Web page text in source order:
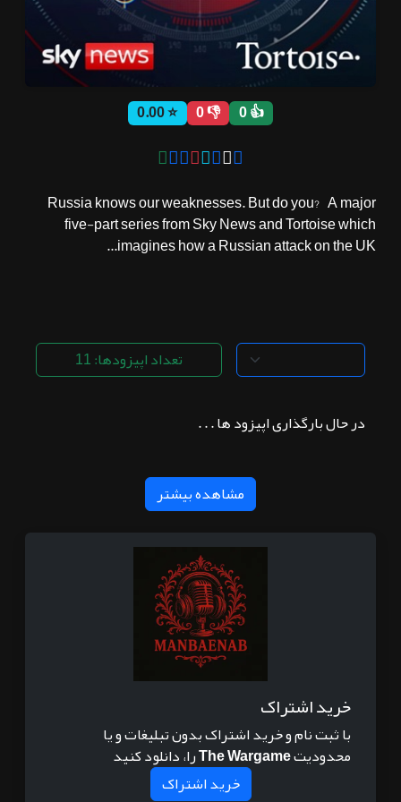
سوالات
متداول
👍 0
👎 0
⭐ 0.00
Russia knows our weaknesses. But do you? A major
five-part series from Sky News and Tortoise which
imagines how a Russian attack on the UK...
تعداد اپیزودها: 11
در حال بارگذاری اپیزود ها . . .
مشاهده بیشتر
خرید اشتراک
با ثبت نام و خرید اشتراک بدون تبلیغات و یا
محدودیتThe Wargameرا، دانلود کنید
خرید اشتراک